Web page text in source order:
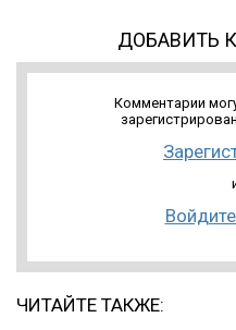
ДОБАВИТЬ
Комментарии
ЧИТАЙТЕ ТАКЖЕ: